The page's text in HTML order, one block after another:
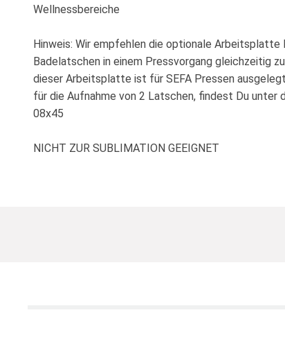
Wellnessbereiche
Hinweis: Wir empfehlen die optionale Arbeitsplatte
Badelatschen in einem Pressvorgang gleichzeitig
dieser Arbeitsplatte ist für SEFA Pressen
für die Aufnahme von 2 Latschen, findest Du unter
08x45
NICHT ZUR SUBLIMATION GEEIGNET